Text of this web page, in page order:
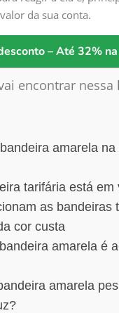
da sua conta.
– Até 32%
encontrar nessa
amarela
tarifária está em
as bandeiras
cor custa
amarela é
amarela